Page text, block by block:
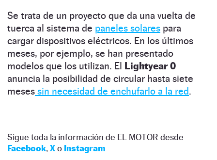
Se trata de un proyecto que da una vuelta de
tuerca al sistema de paneles solares para
cargar dispositivos eléctricos. En los últimos
meses, por ejemplo, se han presentado
modelos que los utilizan. El Lightyear 0
anuncia la posibilidad de circular hasta siete
meses sin necesidad de enchufarlo a la red.
Sigue toda la información de EL MOTOR desde
Facebook, Xo Instagram